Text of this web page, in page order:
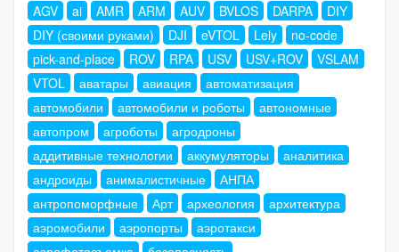
AGV ai AMR ARM AUV BVLOS DARPA
DIY
DIY (своими руками)
DJI eVTOL Lely
no-code
pick-and-place
ROV RPA USV USV+ROV
VSLAM
VTOL
аватары авиация
автоматизация
автомобили
автомобили и роботы
автономные
автопром
агроботы
агродроны
аддитивные технологии
аккумуляторы
аналитика
андроиды
анималистичные
АНПА
антропоморфные
Арт археология
архитектура
аэромобили
аэропорты
аэротакси